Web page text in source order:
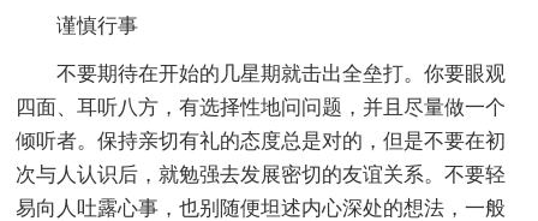
谨慎行事
不要期待在开始的几星期就击出全垒打。你要眼观
四面、耳听八方，有选择性地问问题，并且尽量做一个
倾听者。保持亲切有礼的态度总是对的，但是不要在初
次与人认识后，就勉强去发展密切的友谊关系。不要轻
易向人吐露心事，也别随便坦述内心深处的想法，一般